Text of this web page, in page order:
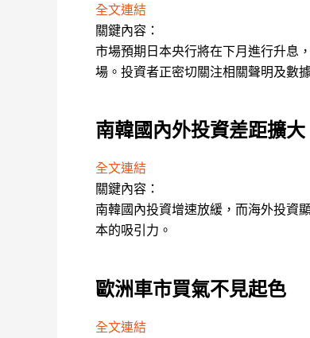
全文連結
關鍵內容：
市場預期日本央行將在下月進行升息
場。投資者正密切關注相關聲明及數
南韓國內外投資差距擴大
全文連結
關鍵內容：
南韓國內投資增速放緩，而海外投資
本的吸引力。
歐洲車市買氣不見起色
全文連結